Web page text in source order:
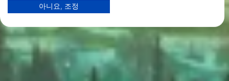
당사는 귀하의 데이터를 다음 목적으로 사용합니다:
Store and/or access information on a device
Use limited data to select advertising
아니요, 조정